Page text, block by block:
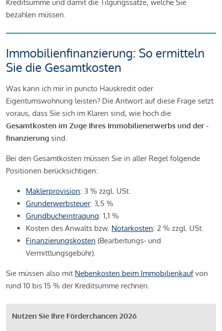
Kreditsumme und damit die Tilgungssätze, welche Sie
bezahlen müssen.
Immobilienfinanzierung: So ermitteln
Sie die Gesamtkosten
Was kann ich mir in puncto Hauskredit oder
Eigentumswohnung leisten? Die Antwort auf diese Frage setzt
voraus, dass Sie sich im Klaren sind, wie hoch die
Gesamtkosten im Zuge Ihres Immobilienerwerbs und der -
finanzierung sind.
Bei den Gesamtkosten müssen Sie in aller Regel folgende
Positionen berücksichtigen:
Maklerprovision: 3 % zzgl. USt.
Grunderwerbsteuer: 3,5 %
Grundbucheintragung: 1,1 %
Kosten des Anwalts bzw. Notarkosten: 2 % zzgl. USt.
Finanzierungskosten (Bearbeitungs- und
Vermittlungsgebühr).
Sie müssen also mit Nebenkosten beim Immobilienkaufvon
rund 10 bis 15 % der Kreditsumme rechnen.
Nutzen Sie Ihre Förderchancen 2026